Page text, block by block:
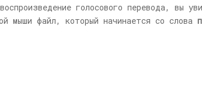
голосового перевода, вы
мыши файл, который начинается со слова